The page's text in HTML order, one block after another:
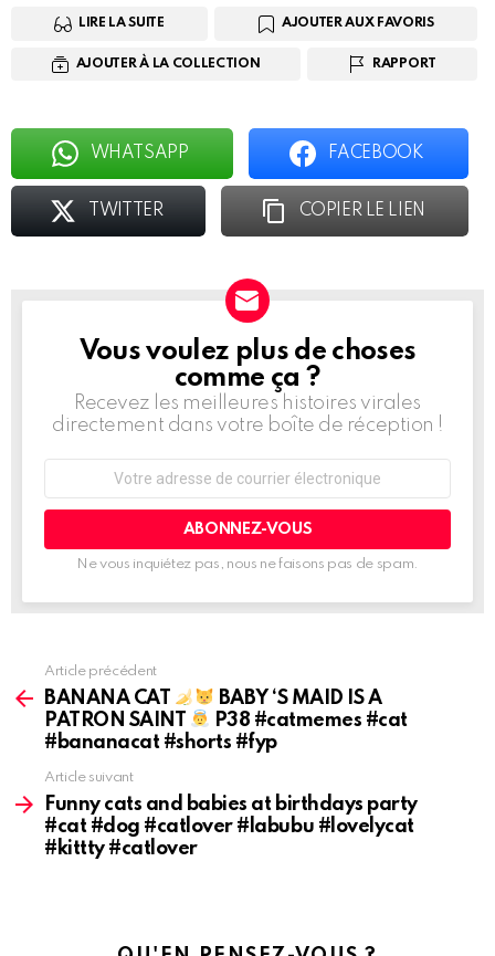
LIRE LA SUITE AJOUTER AUX FAVORIS
AJOUTER À LA COLLECTION RAPPORT
WHATSAPP FACEBOOK
TWITTER COPIER LE LIEN
BULLETIN
D'INFORMATION
Vous voulez plus de choses
comme ça ?
Recevez les meilleures histoires virales
directement dans votre boîte de réception !
courrier
Ne vous inquiétez pas, nous ne faisons pas de spam.
Voir
plus
d'informations
Article précédent
BANANA CAT
BABY ‘S MAID IS A
PATRON SAINT
P38 #catmemes #cat
#bananacat #shorts #fyp
Article suivant
Funny cats and babies at birthdays party
#cat #dog #catlover #labubu #lovelycat
#kittty #catlover